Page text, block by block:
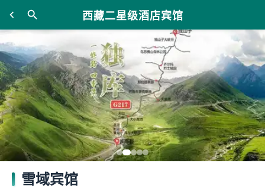
西藏二星级酒店宾馆
雪域宾馆